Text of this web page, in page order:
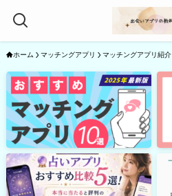
ホーム マッチングアプリ マッチングアプリ紹介